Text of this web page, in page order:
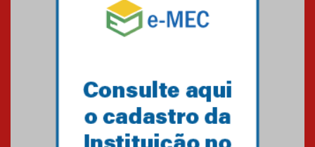
Professora do Mackenzie é
finalista do Prêmio Jabuti com
obra sobre ética e arquitetura
contemporânea
Semana Internacional
Mackenzie promove parcerias
internacionais
03.08.2026